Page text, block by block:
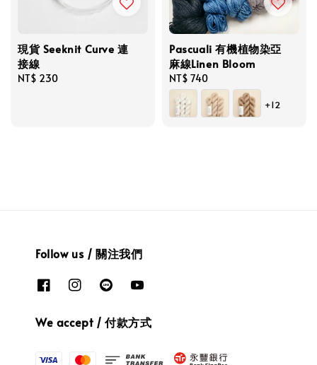
現貨 Seeknit Curve 連
接線
Regular
NT$ 230
Pascuali 有機植物染亞
麻線Linen Bloom
Regular
price
NT$ 740
+12
Follow us / 關注我們
We accept / 付款方式